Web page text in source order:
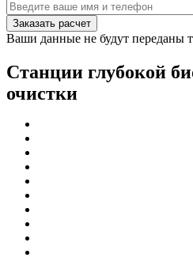
Ваши данные не будут переданы
Станции глубокой
очистки